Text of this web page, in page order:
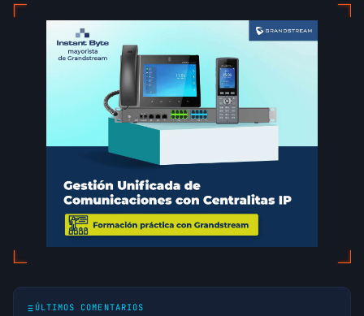
ÚLTIMOS COMENTARIOS